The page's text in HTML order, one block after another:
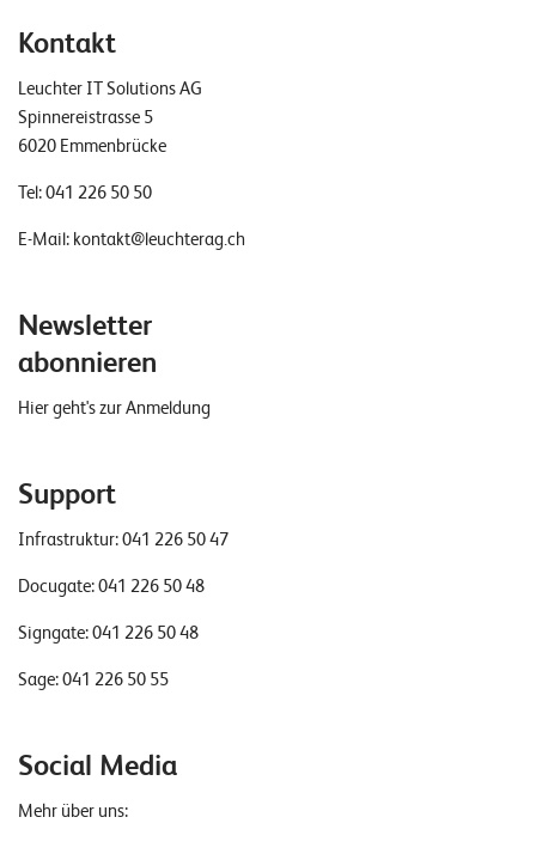
Kontakt
Leuchter IT Solutions AG
Spinnereistrasse 5
6020 Emmenbrücke
Tel:041 226 50 50
E-Mail: kontakt@leuchterag.ch
Newsletter
abonnieren
Hier geht's zur Anmeldung
Support
Infrastruktur:041 226 50 47
Docugate:041 226 50 48
Signgate:041 226 50 48
Sage:041 226 50 55
Social Media
Mehr über uns: